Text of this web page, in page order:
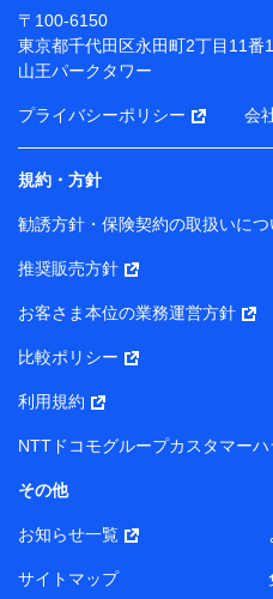
ため
（各サービスで取得したサ
トの閲覧履歴、購買履歴、
ータを分析して、お客さま
サービス・商品等に関す
ことがあります。）
各種セミナーの開催のため
コンサルティングサービス
アンケートやキャンペーン
上記に係る案内・手続き・
所・代表者名】
り）
株式会社NTTドコモ・フィナ
社長 廣井 孝史
東京都中央区日本橋人形町2-
株式会社ドコモ・インシュ
村 忠義
〒100-6150
東京都千代田区永田町2丁目11番
山王パークタワー
プライバシーポリシー 会
規約・方針
勧誘方針・保険契約の取扱いにつ
推奨販売方針
お客さま本位の業務運営方針
比較ポリシー
利用規約
NTTドコモグループカスタマー
その他
お知らせ一覧
サイトマップ